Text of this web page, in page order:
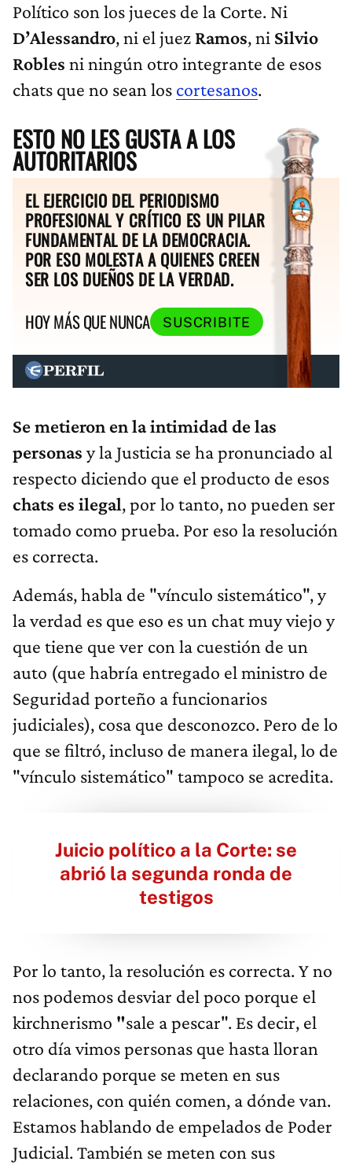
Político son los jueces de la Corte. Ni
D’Alessandro, ni el juez Ramos, ni Silvio
Robles ni ningún otro integrante de esos
chats que no sean los cortesanos.
ESTO NO LES GUSTA A LOS
AUTORITARIOS
EL EJERCICIO DEL PERIODISMO
PROFESIONAL Y CRÍTICO ES UN PILAR
FUNDAMENTAL DE LA DEMOCRACIA.
POR ESO MOLESTA A QUIENES CREEN
SER LOS DUEÑOS DE LA VERDAD.
HOY MÁS QUE NUNCA
SUSCRIBITE
Se metieron en la intimidad de las
personas y la Justicia se ha pronunciado al
respecto diciendo que el producto de esos
chats es ilegal, por lo tanto, no pueden ser
tomado como prueba. Por eso la resolución
es correcta.
Además, habla de "vínculo sistemático", y
la verdad es que eso es un chat muy viejo y
que tiene que ver con la cuestión de un
auto (que habría entregado el ministro de
Seguridad porteño a funcionarios
judiciales), cosa que desconozco. Pero de lo
que se filtró, incluso de manera ilegal, lo de
"vínculo sistemático" tampoco se acredita.
Juicio político a la Corte: se
abrió la segunda ronda de
testigos
Por lo tanto, la resolución es correcta. Y no
nos podemos desviar del poco porque el
kirchnerismo "sale a pescar". Es decir, el
otro día vimos personas que hasta lloran
declarando porque se meten en sus
relaciones, con quién comen, a dónde van.
Estamos hablando de empelados de Poder
Judicial. También se meten con sus